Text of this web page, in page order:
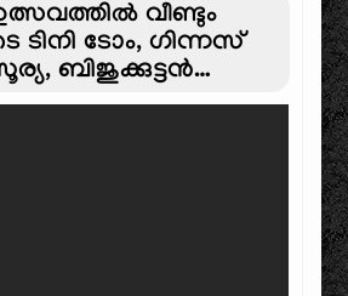
വീണ്ടും
ടിനി ടോം, ഗിന്നസ്
ബിജുക്കുട്ടൻ…